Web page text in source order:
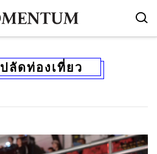
ปลัดท่องเที่ยว